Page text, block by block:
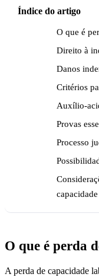
Índice do artigo
O que é
Direito à
Danos
Critérios
Auxílio-
Provas
Processo
O que é perda
A perda de capacidade